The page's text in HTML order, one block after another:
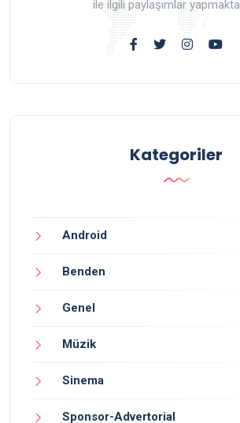
ile ilgili paylaşımlar
Kategoriler
Android
Benden
Genel
Müzik
Sinema
Sponsor-Advertorial